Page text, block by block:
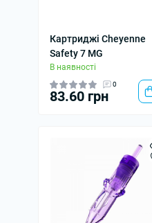
Картриджі Cheyenne
Safety 7 MG
В наявності
0
83.60 грн